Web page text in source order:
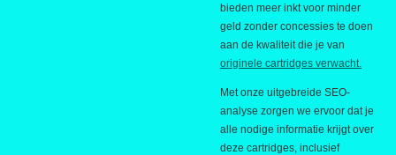
bieden meer inkt voor minder
geld zonder concessies te doen
aan de kwaliteit die je van
originele cartridges verwacht.
Met onze uitgebreide SEO-
analyse zorgen we ervoor dat je
alle nodige informatie krijgt over
deze cartridges, inclusief